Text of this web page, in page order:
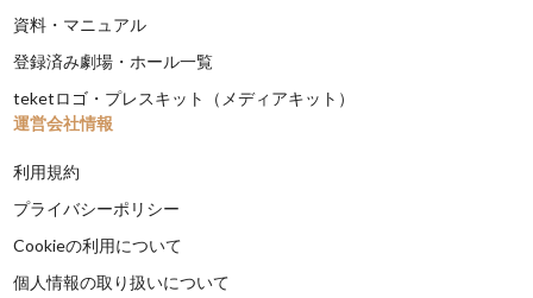
資料・マニュアル
登録済み劇場・ホール一覧
teketロゴ・プレスキット（メディアキット）
運営会社情報
利用規約
プライバシーポリシー
Cookieの利用について
個人情報の取り扱いについて